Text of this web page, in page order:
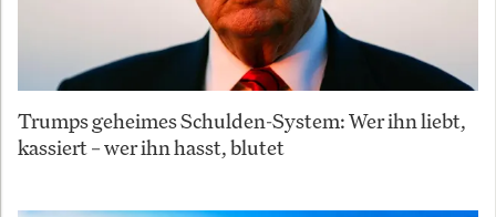
Trumps geheimes Schulden-System: Wer ihn liebt,
kassiert – wer ihn hasst, blutet